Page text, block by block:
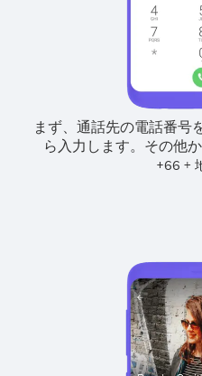
まず、通話先の電話番号
ら入力します。 その他
+66 +